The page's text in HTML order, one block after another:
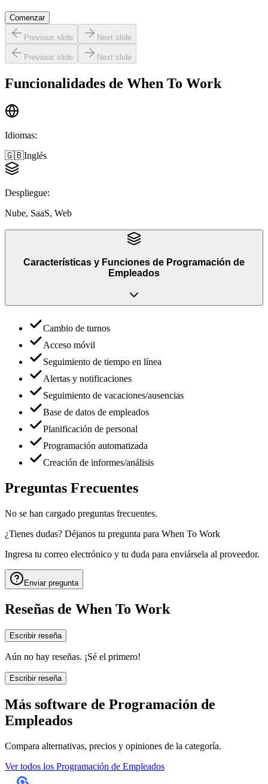
Comenzar
Previous slide Next slide
Previous slide Next slide
Funcionalidades de When To Work
Idiomas:
🇬🇧Inglés
Despliegue:
Nube, SaaS, Web
Características y Funciones de Programación de
Empleados
Cambio de turnos
Acceso móvil
Seguimiento de tiempo en línea
Alertas y notificaciones
Seguimiento de vacaciones/ausencias
Base de datos de empleados
Planificación de personal
Programación automatizada
Creación de informes/análisis
Preguntas Frecuentes
No se han cargado preguntas frecuentes.
¿Tienes dudas? Déjanos tu pregunta para When To Work
Ingresa tu correo electrónico y tu duda para enviársela al proveedor.
Enviar pregunta
Reseñas de When To Work
Escribir reseña
Aún no hay reseñas. ¡Sé el primero!
Escribir reseña
Más software de Programación de
Empleados
Compara alternativas, precios y opiniones de la categoría.
Ver todos los Programación de Empleados